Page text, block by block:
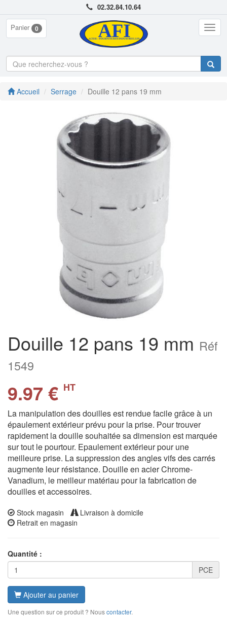
02.32.84.10.64
Panier 0
Accueil Serrage Douille 12 pans 19 mm
Douille 12 pans 19 mm Réf
1549
9.97 € HT
La manipulation des douilles est rendue facile grâce à un
épaulement extérieur prévu pour la prise. Pour trouver
rapidement la douille souhaitée sa dimension est marquée
sur tout le pourtour. Epaulement extérieur pour une
meilleure prise. La suppression des angles vifs des carrés
augmente leur résistance. Douille en acier Chrome-
Vanadium, le meilleur matériau pour la fabrication de
douilles et accessoires.
Stock magasin
Livraison à domicile
Retrait en magasin
Quantité :
PCE
Ajouter au panier
Une question sur ce produit ? Nouscontacter.